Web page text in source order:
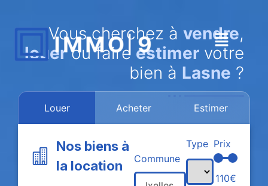
Vous cherchez à vendre,
louerou faire estimer votre
bien à Lasne ?
Louer Acheter Estimer
Nos biens à
la location
Prix
110€
Type
Commune